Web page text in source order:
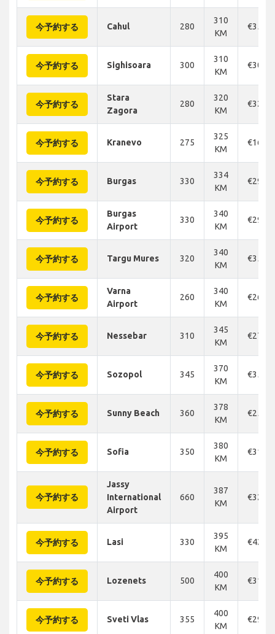
今予約する Cahul 280
310
KM
€352
今予約する Sighisoara 300
310
KM
€305
今予約する
Stara
Zagora
280
320
KM
€324
今予約する Kranevo 275
325
KM
€168
今予約する Burgas 330
334
KM
€290
今予約する
Burgas
Airport
330
340
KM
€297
今予約する Targu Mures 320
340
KM
€359
今予約する
Varna
Airport
260
340
KM
€264
今予約する Nessebar 310
345
KM
€274
今予約する Sozopol 345
370
KM
€352
今予約する Sunny Beach 360
378
KM
€258
今予約する Sofia 350
380
KM
€312
今予約する
Jassy
International
Airport
660
387
KM
€323
今予約する Lasi 330
395
KM
€422
今予約する Lozenets 500
400
KM
€312
今予約する Sveti Vlas 355
400
KM
€290